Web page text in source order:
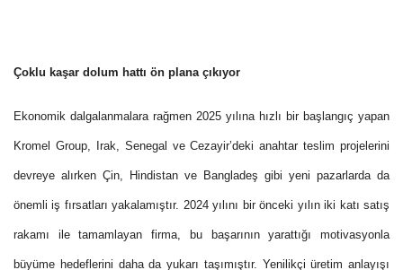
Çoklu kaşar dolum hattı ön plana çıkıyor
Ekonomik dalgalanmalara rağmen 2025 yılına hızlı bir başlangıç yapan
Kromel Group, Irak, Senegal ve Cezayir’deki anahtar teslim projelerini
devreye alırken Çin, Hindistan ve Bangladeş gibi yeni pazarlarda da
önemli iş fırsatları yakalamıştır. 2024 yılını bir önceki yılın iki katı satış
rakamı ile tamamlayan firma, bu başarının yarattığı motivasyonla
büyüme hedeflerini daha da yukarı taşımıştır. Yenilikçi üretim anlayışı